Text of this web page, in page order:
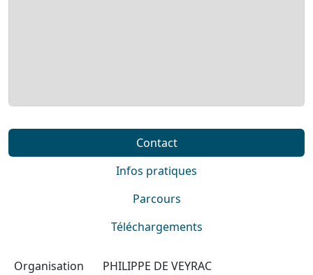
Contact
Infos pratiques
Parcours
Téléchargements
Organisation
PHILIPPE DE VEYRAC